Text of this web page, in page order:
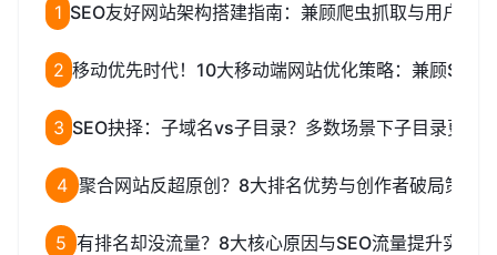
1 SEO友好网站架构搭建指南：兼顾爬虫抓取与用户体
2 移动优先时代！10大移动端网站优化策略：兼顾SEO
3 SEO抉择：子域名vs子目录？多数场景下子目录更优
4 聚合网站反超原创？8大排名优势与创作者破局策略
5 有排名却没流量？8大核心原因与SEO流量提升实操